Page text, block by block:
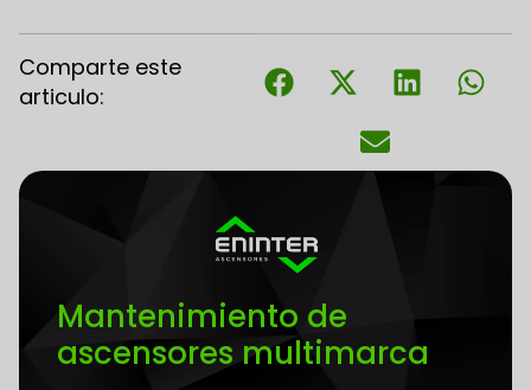
Comparte este
articulo:
Mantenimiento de
ascensores multimarca